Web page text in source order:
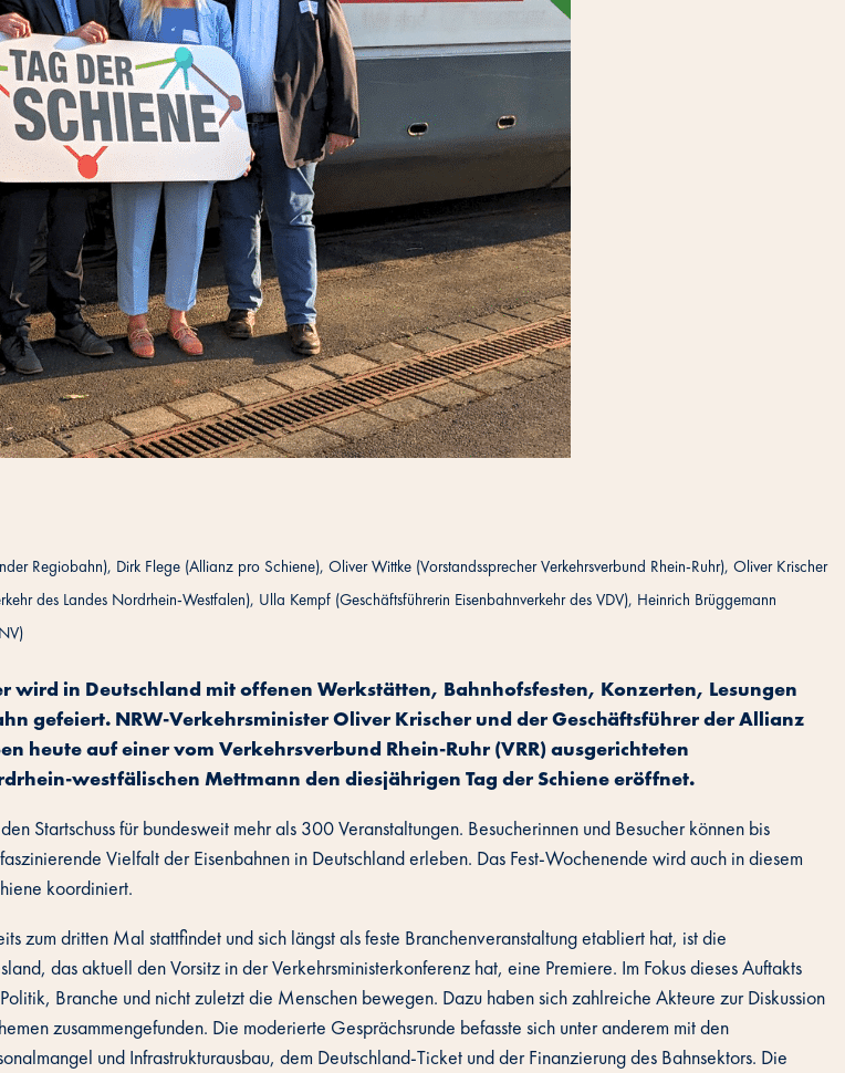
Regiobahn), Dirk Flege (Allianz pro Schiene), Oliver Wittke (Vorstandssprecher Verkehrsverbund Rhein-Ruhr), Oliver Krischer
des Landes Nordrhein-Westfalen), Ulla Kempf (Geschäftsführerin Eisenbahnverkehr des VDV), Heinrich Brüggemann
wird in Deutschland mit offenen Werkstätten, Bahnhofsfesten, Konzerten, Lesungen
gefeiert. NRW-Verkehrsminister Oliver Krischer und der Geschäftsführer der Allianz
heute auf einer vom Verkehrsverbund Rhein-Ruhr (VRR) ausgerichteten
westfälischen Mettmann den diesjährigen Tag der Schiene eröffnet.
Startschuss für bundesweit mehr als 300 Veranstaltungen. Besucherinnen und Besucher können bis
Vielfalt der Eisenbahnen in Deutschland erleben. Das Fest-Wochenende wird auch in diesem
koordiniert.
zum dritten Mal stattfindet und sich längst als feste Branchenveranstaltung etabliert hat, ist die
das aktuell den Vorsitz in der Verkehrsministerkonferenz hat, eine Premiere. Im Fokus dieses Auftakts
Branche und nicht zuletzt die Menschen bewegen. Dazu haben sich zahlreiche Akteure zur Diskussion
zusammengefunden. Die moderierte Gesprächsrunde befasste sich unter anderem mit den
und Infrastrukturausbau, dem Deutschland-​Ticket und der Finanzierung des Bahnsektors. Die